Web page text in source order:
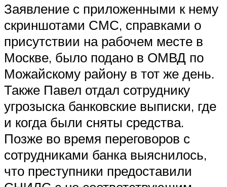
Заявление с приложенными к нему
скриншотами СМС, справками о
присутствии на рабочем месте в
Москве, было подано в ОМВД по
Можайскому району в тот же день.
Также Павел отдал сотруднику
угрозыска банковские выписки, где
и когда были сняты средства.
Позже во время переговоров с
сотрудниками банка выяснилось,
что преступники предоставили